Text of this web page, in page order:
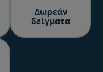
Δωρεάν
δείγματα